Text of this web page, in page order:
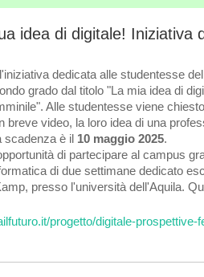
idea di digitale! Iniziativa
dedicata alle studentesse
grado dal titolo "La mia idea di
Alle studentesse viene
breve video, la loro idea di una
scadenza è il 10 maggio 2025.
di partecipare al campus
di due settimane dedicato
presso l'università dell'Aquila.
progetto/digitale-prospettive-